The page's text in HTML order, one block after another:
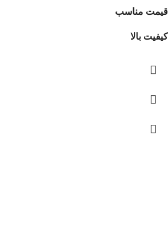
قیمت مناسب
کیفیت بالا